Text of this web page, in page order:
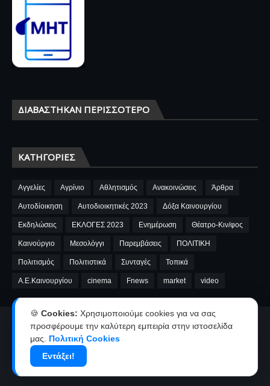
ΔΙΑΒΆΣΤΗΚΑΝ ΠΕΡΙΣΣΌΤΕΡΟ
ΚΑΤΗΓΟΡΊΕΣ
Αγγελίες Αγρίνιο Αθλητισμός Ανακοινώσεις Άρθρα
Αυτοδίοικηση Αυτοδιοικητικές 2023 Δόξα Καινουργίου
Εκδηλώσεις ΕΚΛΟΓΕΣ 2023 Ενημέρωση Θέατρο-Κιν/φος
Καινούργιο Μεσολόγγι Παρεμβάσεις ΠΟΛΙΤΙΚΗ
Πολιτισμός Πολιτιστικά Συνταγές Τοπικά
A.E.Καινουργίου cinema Fnews market video
Αρχική Ταυτότητα
Όροι χρήσης-Πολιτική απορρήτου
Επικοινωνία-Διαφήμιση
Copyright ©2026 kainourgiopress-Νέα από το Καινούργιο,το Αγρίνιο
🍪 Cookies: Χρησιμοποιούμε cookies για να σας
προσφέρουμε την καλύτερη εμπειρία στην ιστοσελίδα
μας. Πολιτική Cookies
Εντάξει!